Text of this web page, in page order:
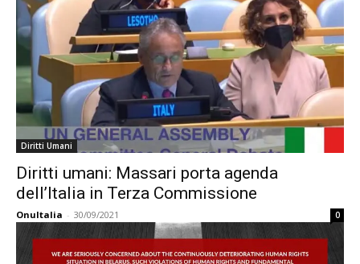
Diritti Umani
Diritti umani: Massari porta agenda
dell’Italia in Terza Commissione
OnuItalia - 30/09/2021 0